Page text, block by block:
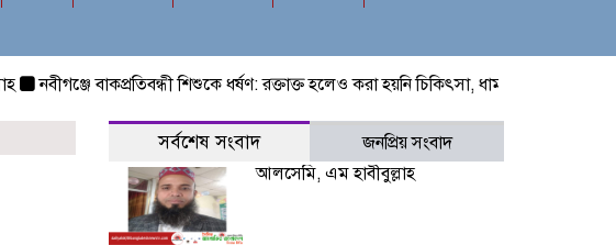
নবীগঞ্জে বাকপ্রতিবন্ধী শিশুকে ধর্ষণ: রক্তাক্ত হলেও করা হয়নি চিকিৎসা, ধামাচাপা দিতে মরিয়া
সর্বশেষ সংবাদ
জনপ্রিয় সংবাদ
আলসেমি, এম হাবীবুল্লাহ